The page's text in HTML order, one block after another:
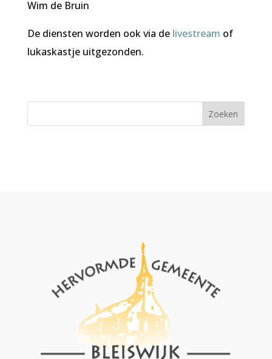
Wim de Bruin
De diensten worden ook via de livestream of
lukaskastje uitgezonden.